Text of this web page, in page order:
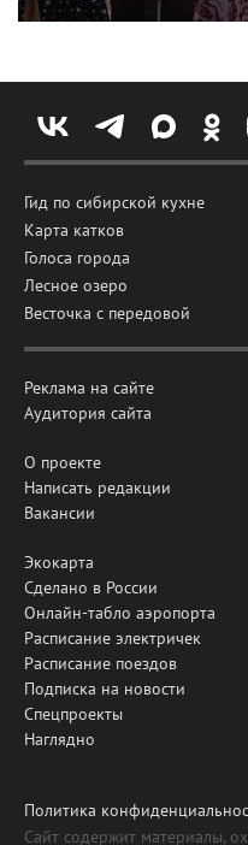
Гид по сибирской кухне
Карта катков
Голоса города
Лесное озеро
Весточка с передовой
Реклама на сайте
Аудитория сайта
О проекте
Написать редакции
Вакансии
Экокарта
Сделано в России
Онлайн-табло аэропорта
Расписание электричек
Расписание поездов
Подписка на новости
Спецпроекты
Наглядно
Политика
Сайт содержит материалы,